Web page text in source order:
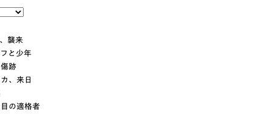
襲来
と少年
跡
、来日
の適格者